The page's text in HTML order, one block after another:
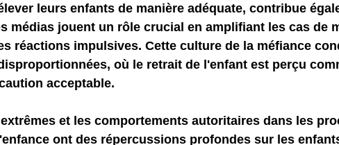
leurs enfants de manière adéquate, contribue
médias jouent un rôle crucial en amplifiant les cas de
réactions impulsives. Cette culture de la méfiance
où le retrait de l'enfant est perçu
acceptable.
et les comportements autoritaires dans les
ont des répercussions profondes sur les